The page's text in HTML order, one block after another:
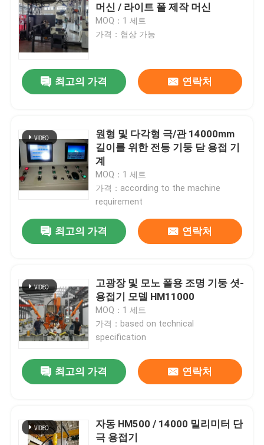
머신 / 라이트 폴 제작 머신
MOQ：1 세트
가격：협상 가능
최고의 가격 연락처
원형 및 다각형 극/관 14000mm
길이를 위한 전등 기둥 닫 용접 기
계
MOQ：1 세트
가격：according to the machine
requirement
최고의 가격 연락처
고광장 및 모노 폴용 조명 기둥 셧-
용접기 모델 HM11000
MOQ：1 세트
가격：based on technical
specification
최고의 가격 연락처
자동 HM500 / 14000 밀리미터 단
극 용접기